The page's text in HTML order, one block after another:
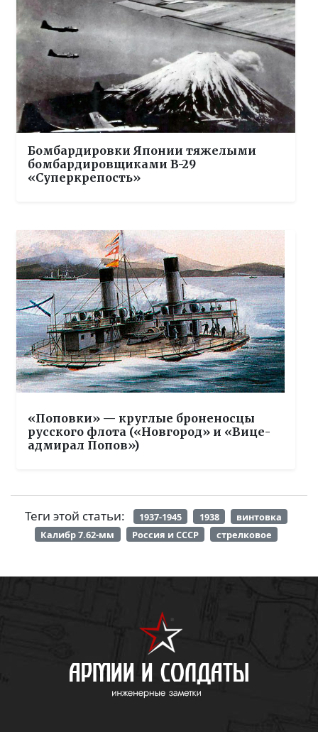
Бомбардировки Японии тяжелыми
бомбардировщиками B-29
«Суперкрепость»
«Поповки» — круглые броненосцы
русского флота («Новгород» и «Вице-
адмирал Попов»)
Теги этой статьи: 1937-1945 1938
винтовка
Калибр 7.62-мм
Россия и СССР стрелковое